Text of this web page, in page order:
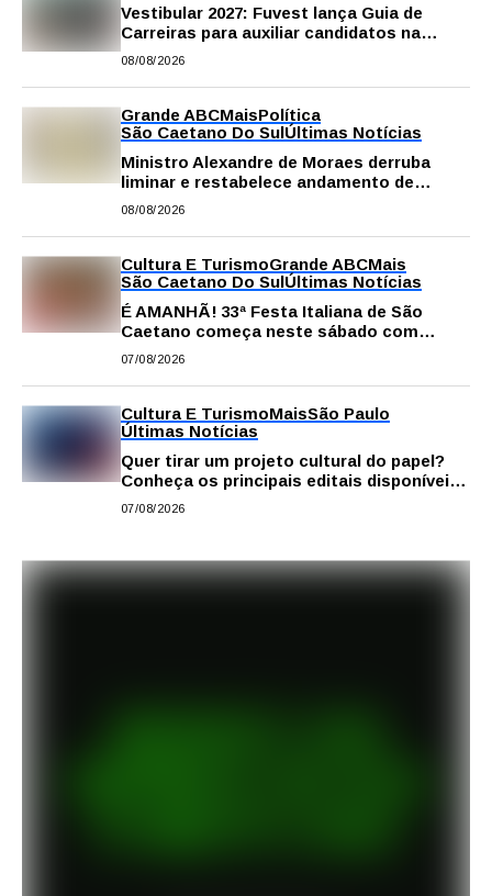
Vestibular 2027: Fuvest lança Guia de
Carreiras para auxiliar candidatos na
escolha da profissão
08/08/2026
Grande ABCMaisPolítica
São Caetano Do Sul Últimas Notícias
Ministro Alexandre de Moraes derruba
liminar e restabelece andamento de
comissão processante contra vereador
08/08/2026
Cultura E TurismoGrande ABCMais
São Caetano Do Sul Últimas Notícias
É AMANHÃ! 33ª Festa Italiana de São
Caetano começa neste sábado com
gastronomia, música e solidariedade
07/08/2026
Cultura E TurismoMaisSão Paulo
Últimas Notícias
Quer tirar um projeto cultural do papel?
Conheça os principais editais disponíveis
em São Paulo
07/08/2026